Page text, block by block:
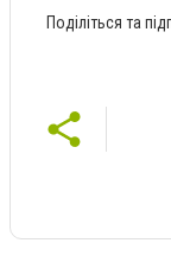
Поділіться та